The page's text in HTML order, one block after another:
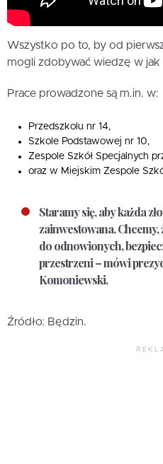
Wszystko po to, by od
mogli zdobywać wiedzę w jak
Prace prowadzone są m.in. w:
Przedszkolu nr 14,
Szkole Podstawowej nr 10,
Zespole Szkół Specjalnych
oraz w Miejskim Zespole
Staramy się, aby każda
zainwestowana.
do odnowionych,
przestrzeni – mówi
Komoniewski.
Źródło: Będzin.